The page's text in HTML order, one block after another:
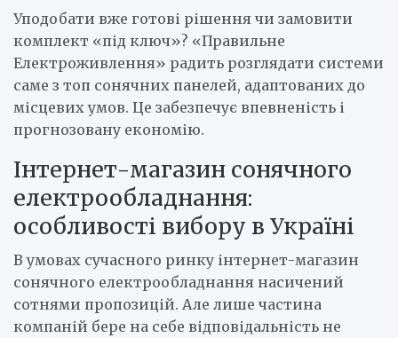
Уподобати вже готові рішення чи замовити
комплект «під ключ»? «Правильне
Електроживлення» радить розглядати системи
саме з топ сонячних панелей, адаптованих до
місцевих умов. Це забезпечує впевненість і
прогнозовану економію.
Інтернет-магазин сонячного
електрообладнання:
особливості вибору в Україні
В умовах сучасного ринку інтернет-магазин
сонячного електрообладнання насичений
сотнями пропозицій. Але лише частина
компаній бере на себе відповідальність не